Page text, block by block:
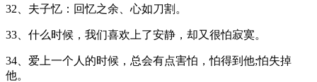
32、夫子忆：回忆之余、心如刀割。
33、什么时候，我们喜欢上了安静，却又很怕寂寞。
34、爱上一个人的时候，总会有点害怕，怕得到他;怕失掉
他。